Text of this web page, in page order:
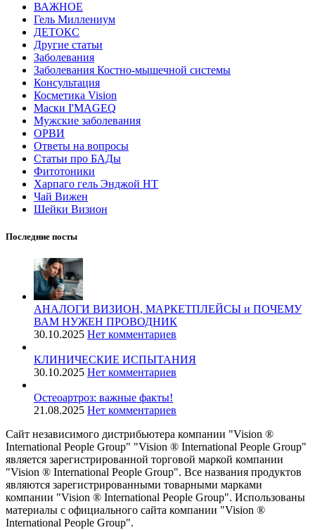
ВАЖНОЕ
Гель Миллениум
ДЕТОКС
Другие статьи
Заболевания
Заболевания Костно-мышечной системы
Консультация
Косметика Vision
Маски I'MAGEQ
Мужские заболевания
ОРВИ
Ответы на вопросы
Статьи про БАДы
Фитотоники
Харпаго гель Энджой НТ
Чай Вижен
Шейки Визион
Последние посты
АНАЛОГИ ВИЗИОН, МАРКЕТПЛЕЙСЫ и ПОЧЕМУ
ВАМ НУЖЕН ПРОВОДНИК
30.10.2025 Нет комментариев
КЛИНИЧЕСКИЕ ИСПЫТАНИЯ
30.10.2025 Нет комментариев
️Остеоартроз: важные факты!
21.08.2025 Нет комментариев
Сайт независимого дистрибьютера компании "Vision ®
International People Group" "Vision ® International People Group"
является зарегистрированной торговой маркой компании
"Vision ® International People Group". Все названия продуктов
являются зарегистрированными товарными марками
компании "Vision ® International People Group". Использованы
материалы с официального сайта компании "Vision ®
International People Group".